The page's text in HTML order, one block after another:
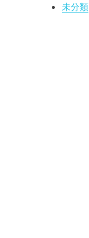
未分類